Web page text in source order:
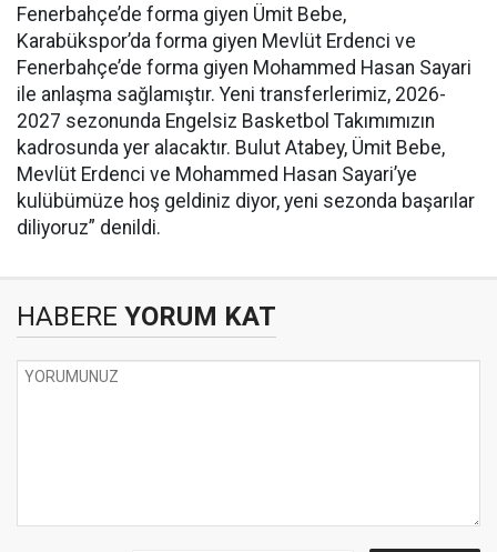
Fenerbahçe’de forma giyen Ümit Bebe,
Karabükspor’da forma giyen Mevlüt Erdenci ve
Fenerbahçe’de forma giyen Mohammed Hasan Sayari
ile anlaşma sağlamıştır. Yeni transferlerimiz, 2026-
2027 sezonunda Engelsiz Basketbol Takımımızın
kadrosunda yer alacaktır. Bulut Atabey, Ümit Bebe,
Mevlüt Erdenci ve Mohammed Hasan Sayari’ye
kulübümüze hoş geldiniz diyor, yeni sezonda başarılar
diliyoruz” denildi.
HABERE YORUM KAT